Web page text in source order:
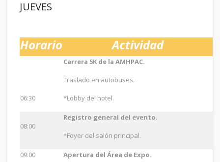
JUEVES
Horario Actividad
06:30
Carrera 5K de la AMHPAC.
Traslado en autobuses.
*Lobby del hotel.
08:00
Registro general del evento.
*Foyer del salón principal.
09:00 Apertura del Área de Expo.